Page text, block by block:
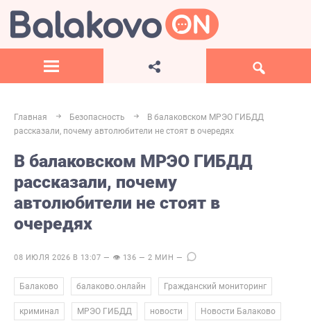
Главная Безопасность
В балаковском МРЭО ГИБДД
рассказали, почему автолюбители не стоят в очередях
В балаковском МРЭО ГИБДД
рассказали, почему
автолюбители не стоят в
очередях
08 ИЮЛЯ 2026 В 13:07 — 👁 136 — 2 МИН —
Балаково балаково.онлайн Гражданский мониторинг
криминал МРЭО ГИБДД новости Новости Балаково